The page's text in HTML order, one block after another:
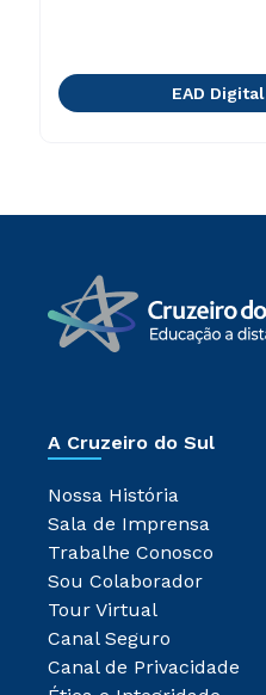
EAD Digital
A Cruzeiro do Sul
Nossa História
Sala de Imprensa
Trabalhe Conosco
Sou Colaborador
Tour Virtual
Canal Seguro
Canal de Privacidade